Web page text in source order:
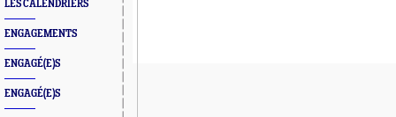
LES CALENDRIERS
ENGAGEMENTS
ENGAGÉ(E)S
ENGAGÉ(E)S